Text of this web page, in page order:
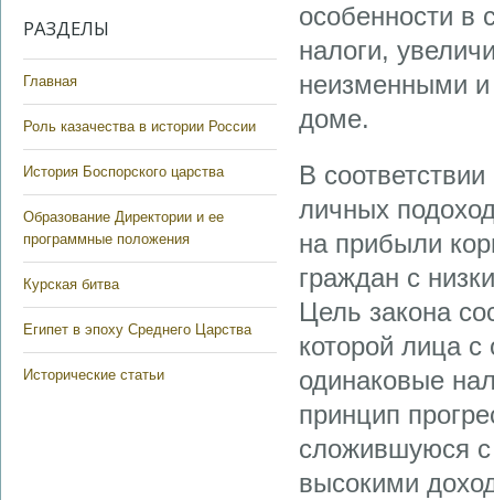
РАЗДЕЛЫ
Главная
Роль казачества в истории России
История Боспорского царства
Образование Директории и ее
программные положения
Курская битва
Египет в эпоху Среднего Царства
Исторические статьи
особенности в
налоги,
неизменными и
доме.
В
личных
на прибыли
граждан с
Цель закона
которой лица
одинаковые
принцип
сложившуюся с
высокими